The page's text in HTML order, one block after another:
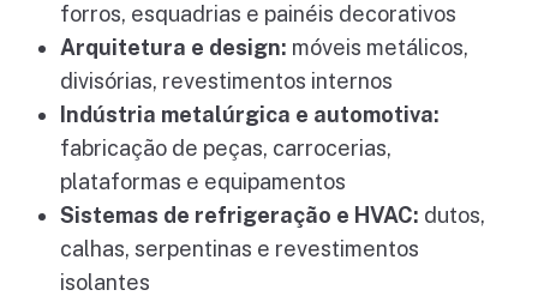
forros, esquadrias e painéis decorativos
Arquitetura e design: móveis metálicos,
divisórias, revestimentos internos
Indústria metalúrgica e automotiva:
fabricação de peças, carrocerias,
plataformas e equipamentos
Sistemas de refrigeração e HVAC: dutos,
calhas, serpentinas e revestimentos
isolantes